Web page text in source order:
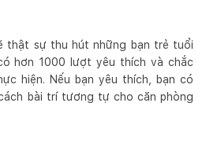
thật sự thu hút những bạn trẻ tuổi
hơn 1000 lượt yêu thích và chắc
hiện. Nếu bạn yêu thích, bạn có
bài trí tương tự cho căn phòng